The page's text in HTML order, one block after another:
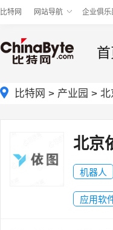
比特网 网站导航 企业俱乐
比特网 > 产业园 > 北
北京
机器人
应用软